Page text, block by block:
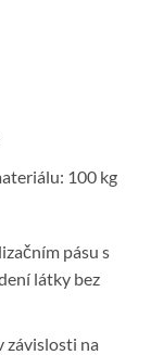
100 kg
pásu s
látky bez
závislosti na